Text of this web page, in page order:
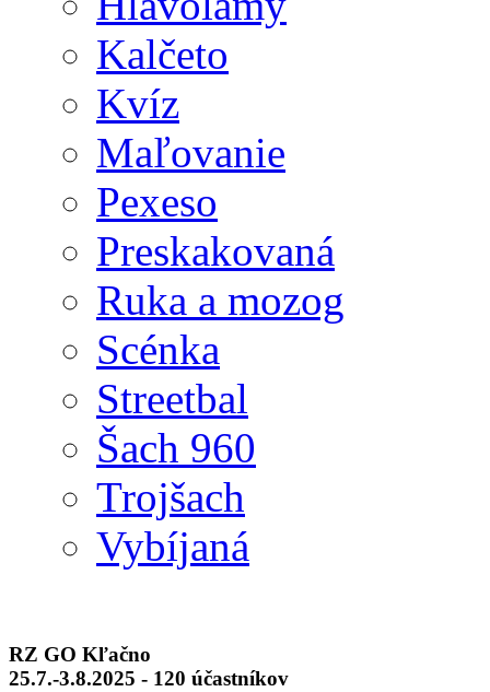
Kalčeto
Kvíz
Maľovanie
Pexeso
Preskakovaná
Ruka a mozog
Scénka
Streetbal
Šach 960
Trojšach
Vybíjaná
RZ GO Kľačno
25.7.-3.8.2025 - 120 účastníkov